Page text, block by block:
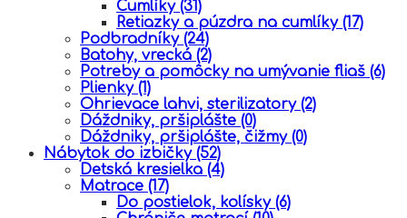
Cumlíky (31)
Retiazky a púzdra na cumlíky (17)
Podbradníky (24)
Batohy, vrecká (2)
Potreby a pomôcky na umývanie fliaš (6)
Plienky (1)
Ohrievace lahvi, sterilizatory (2)
Dáždniky, pršiplášte (0)
Dáždniky, pršiplášte, čižmy (0)
Nábytok do izbičky (52)
Detská kresielka (4)
Matrace (17)
Do postielok, kolísky (6)